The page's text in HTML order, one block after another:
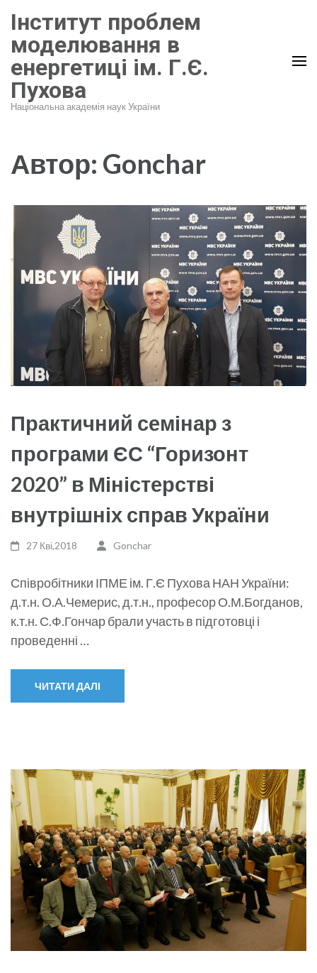
до
вмісту
(натисніть
Enter)
Інститут проблем
моделювання в
енергетиці ім. Г.Є.
Пухова
Національна академія наук України
Автор: Gonchar
Практичний семінар з
програми ЄС “Горизонт
2020” в Міністерстві
внутрішніх справ України
27 Кві,2018 Gonchar
Співробітники ІПМЕ ім. Г.Є Пухова НАН України:
д.т.н. О.А.Чемерис, д.т.н., професор О.М.Богданов,
к.т.н. С.Ф.Гончар брали участь в підготовці і
проведенні …
ЧИТАТИ ДАЛІ